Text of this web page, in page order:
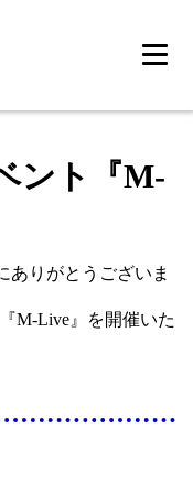
ント『M-
ありがとうございま
M-Live』を開催いた